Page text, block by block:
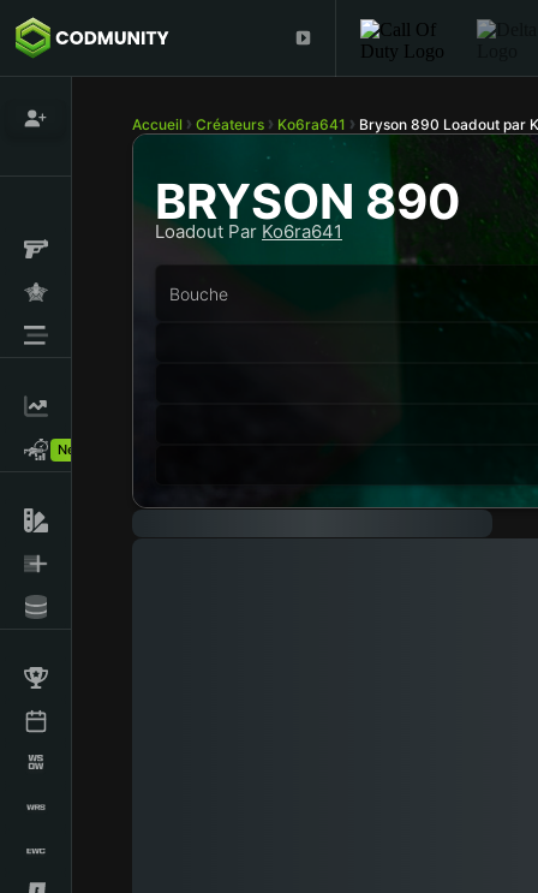
New!
Accueil Créateurs Ko6ra641 Bryson 890 Loadout par
BRYSON 890
Loadout Par Ko6ra641
Bouche